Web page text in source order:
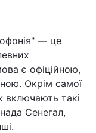
— це
є офіційною,
Окрім самої
включають такі
Сенегал,